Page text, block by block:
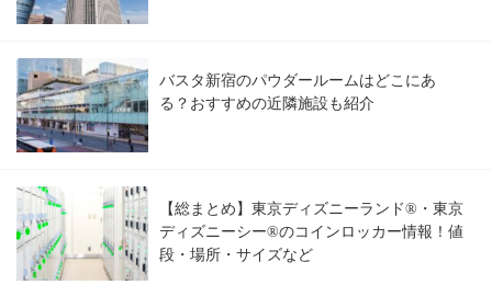
バスタ新宿のパウダールームはどこにあ
る？おすすめの近隣施設も紹介
【総まとめ】東京ディズニーランド®・東京
ディズニーシー®のコインロッカー情報！値
段・場所・サイズなど